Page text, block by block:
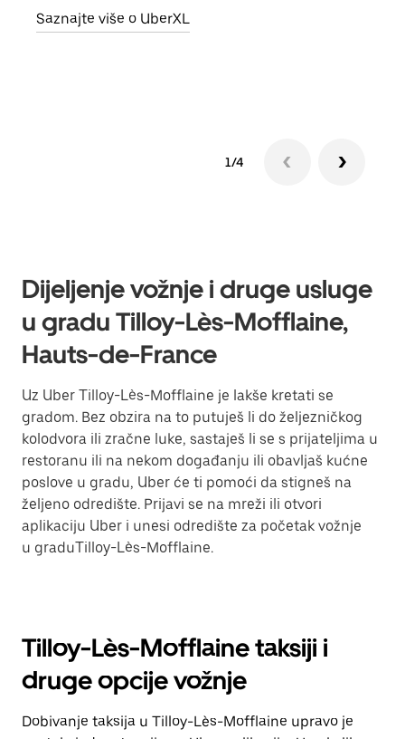
Saznajte više o UberXL
1/4
Dijeljenje vožnje i druge usluge
u gradu Tilloy-Lès-Mofflaine,
Hauts-de-France
Uz Uber Tilloy-Lès-Mofflaine je lakše kretati se
gradom. Bez obzira na to putuješ li do željezničkog
kolodvora ili zračne luke, sastaješ li se s prijateljima u
restoranu ili na nekom događanju ili obavljaš kućne
poslove u gradu, Uber će ti pomoći da stigneš na
željeno odredište. Prijavi se na mreži ili otvori
aplikaciju Uber i unesi odredište za početak vožnje
u graduTilloy-Lès-Mofflaine.
Tilloy-Lès-Mofflaine taksiji i
druge opcije vožnje
Dobivanje taksija u Tilloy-Lès-Mofflaine upravo je